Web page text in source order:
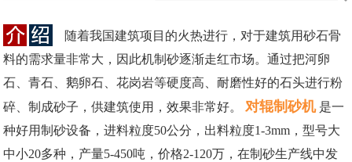
随着我国建筑项目的火热进行，对于建筑用砂石骨
料的需求量非常大，因此机制砂逐渐走红市场。通过把河卵
石、青石、鹅卵石、花岗岩等硬度高、耐磨性好的石头进行粉
碎、制成砂子，供建筑使用，效果非常好。
对辊制砂机 是一
种好用制砂设备，进料粒度50公分，出料粒度1-3mm，型号大
中小20多种，产量5-450吨，价格2-120万，在制砂生产线中发